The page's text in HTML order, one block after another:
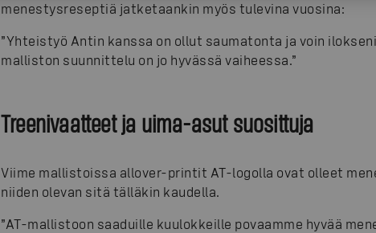
menestysreseptiä jatketaankin myös tulevina vuosina:
”Yhteistyö Antin kanssa on ollut saumatonta ja voin
malliston suunnittelu on jo hyvässä vaiheessa.”
Treenivaatteet ja uima-asut suosittuja
Viime mallistoissa allover-printit AT-logolla ovat olleet
niiden olevan sitä tälläkin kaudella.
”AT-mallistoon saaduille kuulokkeille povaamme hyvää